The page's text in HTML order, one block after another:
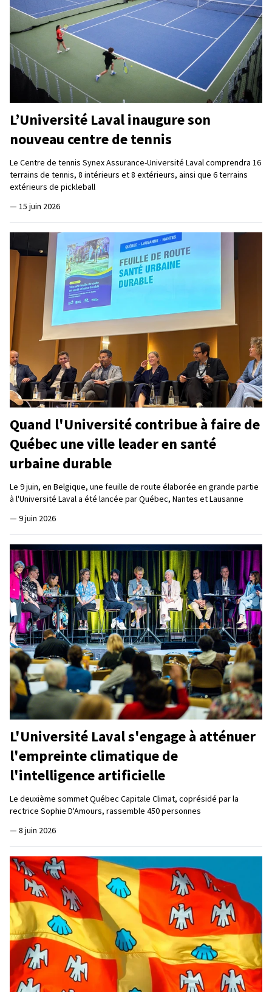
L’Université Laval inaugure son
nouveau centre de tennis
Le Centre de tennis Synex Assurance-Université Laval comprendra 16
terrains de tennis, 8 intérieurs et 8 extérieurs, ainsi que 6 terrains
extérieurs de pickleball
— 15 juin 2026
Quand l'Université contribue à faire de
Québec une ville leader en santé
urbaine durable
Le 9 juin, en Belgique, une feuille de route élaborée en grande partie
à l'Université Laval a été lancée par Québec, Nantes et Lausanne
— 9 juin 2026
L'Université Laval s'engage à atténuer
l'empreinte climatique de
l'intelligence artificielle
Le deuxième sommet Québec Capitale Climat, coprésidé par la
rectrice Sophie D'Amours, rassemble 450 personnes
— 8 juin 2026